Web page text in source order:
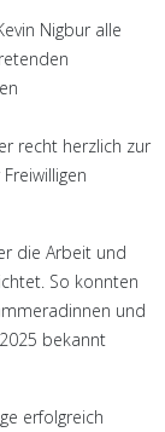
Nigbur alle
recht herzlich zur
die Arbeit und
So konnten
und
bekannt
erfolgreich